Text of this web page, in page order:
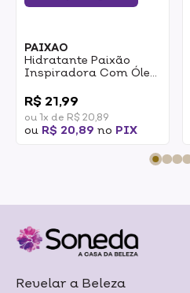
PAIXAO
Hidratante Paixão
Inspiradora Com Óleo
Desodorante 400ml
R$ 21,99
ou 1x de R$ 20,89
ou R$ 20,89 no PIX
Revelar a Beleza